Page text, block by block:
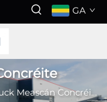
GA
Meascán Concréite